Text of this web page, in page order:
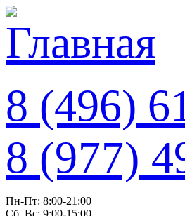
8 (496)
8 (977)
Пн-Пт: 8:00-21:00
Сб, Вс: 9:00-15:00